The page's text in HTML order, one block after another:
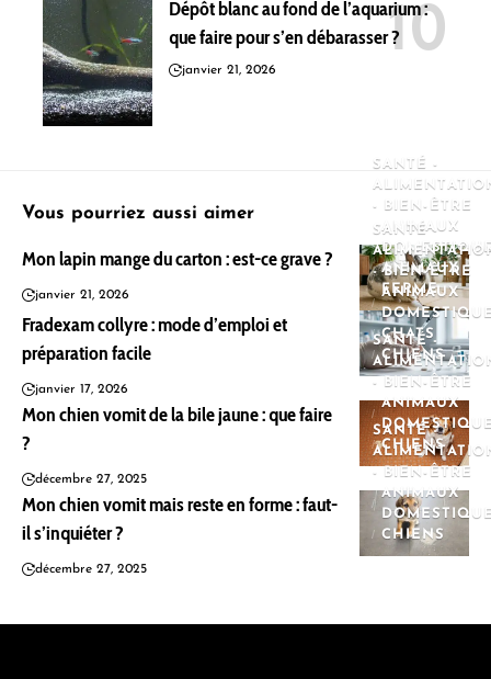
Dépôt blanc au fond de l’aquarium :
que faire pour s’en débarasser ?
janvier 21, 2026
Vous pourriez aussi aimer
SANTÉ -
- BIEN-ÊTRE
ANIMAUX
ANIMAUX
FERME
Mon lapin mange du carton : est-ce grave ?
janvier 21, 2026
SANTÉ -
- BIEN-ÊTRE
ANIMAUX
CHATS
CHIENS
Fradexam collyre : mode d’emploi et
préparation facile
janvier 17, 2026
SANTÉ -
- BIEN-ÊTRE
ANIMAUX
CHIENS
Mon chien vomit de la bile jaune : que faire
?
décembre 27, 2025
SANTÉ -
- BIEN-ÊTRE
ANIMAUX
CHIENS
Mon chien vomit mais reste en forme : faut-
il s’inquiéter ?
décembre 27, 2025